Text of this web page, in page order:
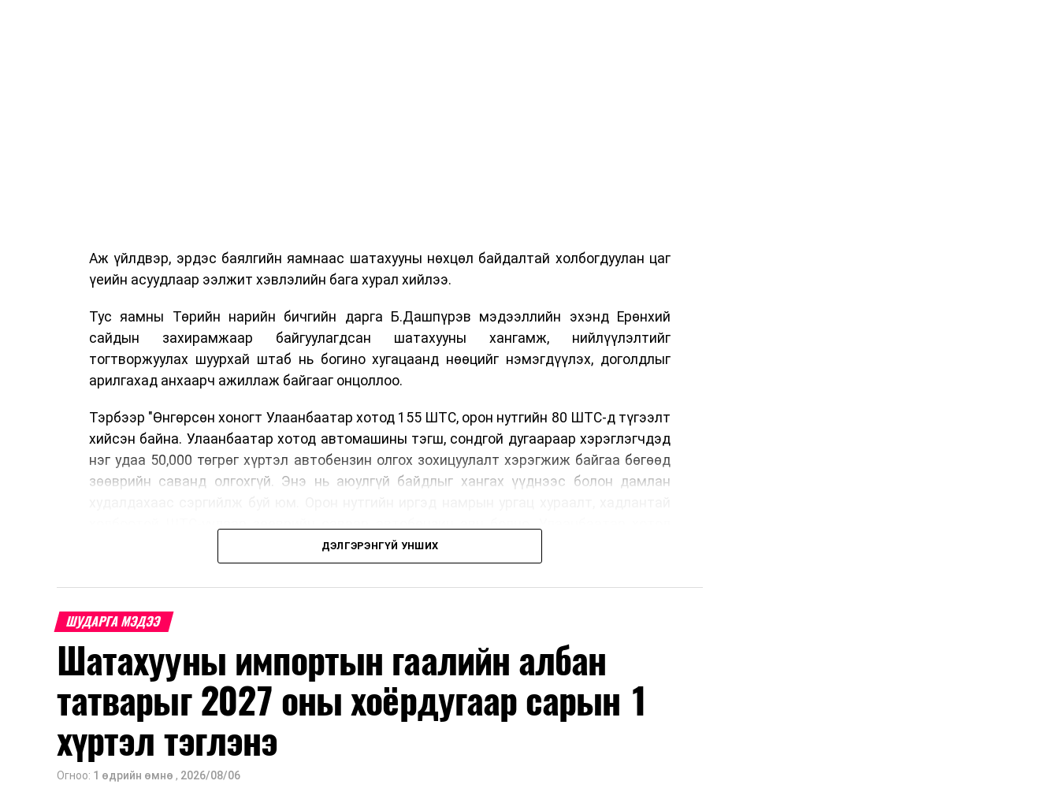
Аж үйлдвэр, эрдэс баялгийн яамнаас шатахууны нөхцөл байдалтай холбогдуулан цаг
үеийн асуудлаар ээлжит хэвлэлийн бага хурал хийлээ.
Тус яамны Төрийн нарийн бичгийн дарга Б.Дашпүрэв мэдээллийн эхэнд Ерөнхий
сайдын захирамжаар байгуулагдсан шатахууны хангамж, нийлүүлэлтийг
тогтворжуулах шуурхай штаб нь богино хугацаанд нөөцийг нэмэгдүүлэх, доголдлыг
арилгахад анхаарч ажиллаж байгааг онцоллоо.
Тэрбээр "Өнгөрсөн хоногт Улаанбаатар хотод 155 ШТС, орон нутгийн 80 ШТС-д түгээлт
хийсэн байна. Улаанбаатар хотод автомашины тэгш, сондгой дугаараар хэрэглэгчдэд
нэг удаа 50,000 төгрөг хүртэл автобензин олгох зохицуулалт хэрэгжиж байгаа бөгөөд
зөөврийн саванд олгохгүй. Энэ нь аюулгүй байдлыг хангах үүднээс болон дамлан
автомашины тэгш, сондгой дугаараар хэрэглэгчдэд нэг удаа 50,000 төгрөг хүртэл
автобензин олгох зохицуулалт энэ сарын 15-ны өдрийг хүртэл үргэлжлэх бөгөөд энэ
үед нөөцийг хэвийн болгох, хэвийн горимоор ажлаа үргэлжүүлнэ гэж найдаж байна.
Шатахууны нөөцийг нэмэгдүүлэх, нийлүүлэлтийг тогтворжуулах хүрээнд бусад эх
үүсвэрийг нэмэгдүүлэх чиглэлд анхаарч байна. Замын-Үүд боомтоор 2000 тонн дизель
түлш орж ирсэн бөгөөд шилжүүлэн ачих ажиллагаа хийгдэж байна" гэлээ
үйлдвэр, эрдэс баялгийн яамнаас мэдээллээ.
ДЭЛГЭРЭНГҮЙ УНШИХ
ШУДАРГА МЭДЭЭ
Шатахууны импортын гаалийн албан
татварыг 2027 оны хоёрдугаар сарын 1
хүртэл тэглэнэ
Огноо: 1 өдрийн өмнө , 2026/08/06